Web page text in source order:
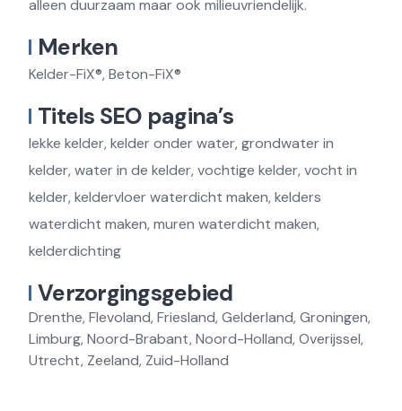
alleen duurzaam maar ook milieuvriendelijk.
Merken
Kelder-FiX®, Beton-FiX®
Titels SEO pagina’s
lekke kelder, kelder onder water, grondwater in
kelder, water in de kelder, vochtige kelder, vocht in
kelder, keldervloer waterdicht maken, kelders
waterdicht maken, muren waterdicht maken,
kelderdichting
Verzorgingsgebied
Drenthe, Flevoland, Friesland, Gelderland, Groningen,
Limburg, Noord-Brabant, Noord-Holland, Overijssel,
Utrecht, Zeeland, Zuid-Holland